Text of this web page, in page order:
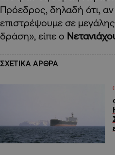
Πρόεδρος, δηλαδή ότι, αν
επιστρέψουμε σε
δράση», είπε ο
ΣΧΕΤΙΚΑ ΑΡΘΡΑ